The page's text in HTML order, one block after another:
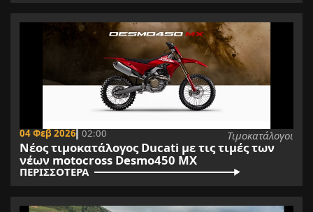
04 Φεβ 2026 02:00 Τιμοκατάλογοι
Νέος τιμοκατάλογος Ducati με τις τιμές των
νέων motocross Desmo450 MX
ΠΕΡΙΣΣΟΤΕΡΑ